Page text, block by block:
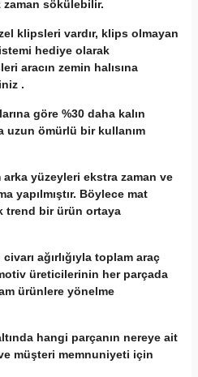
sökülebilir.
klipsleri vardır, klips olmayan
hediye olarak
aracın zemin halısına
.
göre %30 daha kalın
uzun ömürlü bir kullanım
arka yüzeyleri ekstra zaman ve
yapılmıştır. Böylece mat
trend bir ürün ortaya
ağırlığıyla toplam araç
üreticilerinin her parçada
ürünlere yönelme
hangi parçanın nereye ait
müşteri memnuniyeti için